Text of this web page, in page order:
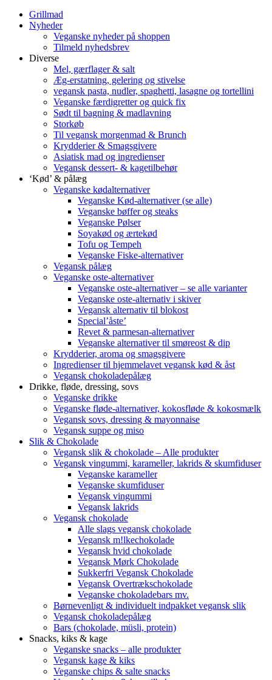
Grillmad
Nyheder
Veganske nyheder på shoppen
Tilmeld nyhedsbrev
Diverse
Mel, gærflager & salt
Æg-erstatning, gelering og stivelse
vegansk pasta, nudler, spaghetti, lasagne og tortellini
Veganske færdigretter og quick fix
Sødt til bagning & madlavning
Storkøb
Til vegansk morgenmad & Brunch
Krydderier & Smagsgivere
Asiatisk mad og ingredienser
Vegansk dessert- & kagetilbehør
‘Kød’ & pålæg
Veganske kødalternativer
Veganske Kød-alternativer (se alle)
Veganske bøffer og steaks
Veganske Pølser
Soyakød og ærtekød
Tofu og Tempeh
Veganske Fiske-alternativer
Vegansk pålæg
Veganske oste-alternativer
Veganske oste-alternativer – se alle varianter
Veganske oste-alternativ i skiver
Vegansk alternativ til blokost
Special’åste’
Revet & parmesan-alternativer
Veganske alternativer til smøreost & dip
Krydderier, aroma og smagsgivere
Ingredienser til hjemmelavet vegansk kød & åst
Vegansk chokoladepålæg
Drikke, fløde, dressing, sovs
Veganske drikke
Veganske fløde-alternativer, kokosfløde & kokosmælk
Vegansk sovs, dressing & mayonnaise
Vegansk suppe og miso
Slik & Chokolade
Vegansk slik & chokolade – Alle produkter
Vegansk vingummi, karameller, lakrids & skumfiduser
Veganske karameller
Veganske skumfiduser
Vegansk vingummi
Vegansk lakrids
Vegansk chokolade
Alle slags vegansk chokolade
Vegansk m!lkechokolade
Vegansk hvid chokolade
Vegansk Mørk Chokolade
Sukkerfri Vegansk Chokolade
Vegansk Overtrækschokolade
Veganske chokoladebars mv.
Børnevenligt & individuelt indpakket vegansk slik
Vegansk chokoladepålæg
Bars (chokolade, müsli, protein)
Snacks, kiks & kage
Veganske snacks – alle produkter
Vegansk kage & kiks
Veganske chips & salte snacks